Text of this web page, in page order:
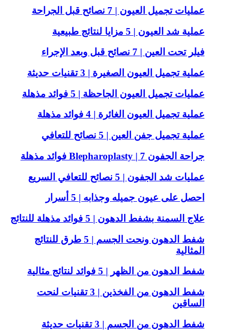
عمليات تجميل العيون | 7 نصائح قبل الجراحة
عملية شد العيون | 5 مزايا لنتائج طبيعية
فيلر تحت العين | 7 نصائح قبل وبعد الإجراء
عملية تجميل العيون الصغيرة | 3 تقنيات حديثة
عمليات تجميل العيون الجاحظة | 5 فوائد مذهلة
عملية تجميل العيون الغائرة | 4 فوائد مذهلة
عملية تجميل جفن العين | 5 نصائح للتعافي
جراحة الجفون Blepharoplasty | 7 فوائد مذهلة
عمليات شد الجفون | 5 نصائح للتعافي السريع
احصل على عيون جميله وجذابه | 5 أسرار
علاج السمنة بشفط الدهون | 5 فوائد مذهلة للنتائج
شفط الدهون ونحت الجسم | 5 طرق للنتائج
المثالية
شفط الدهون من الظهر | 5 فوائد لنتائج مثالية
شفط الدهون من الفخذين | 3 تقنيات لنحت
الساقين
شفط الدهون من الجسم | 3 تقنيات حديثة